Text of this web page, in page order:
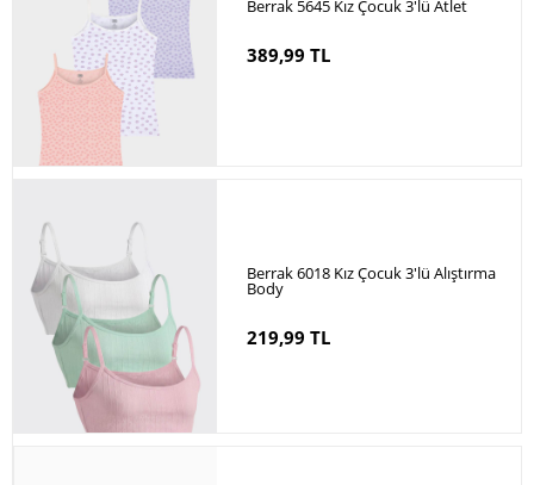
Berrak 5645 Kız Çocuk 3'lü Atlet
389,99 TL
Berrak 6018 Kız Çocuk 3'lü Alıştırma
Body
219,99 TL